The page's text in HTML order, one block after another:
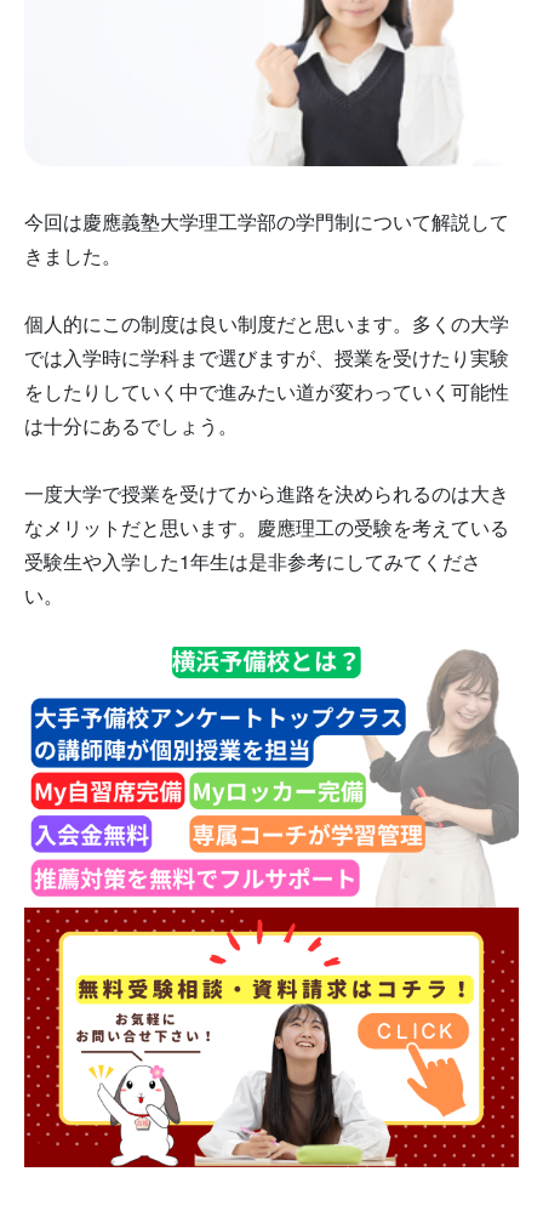
今回は慶應義塾大学理工学部の学門制について解説して
きました。
個人的にこの制度は良い制度だと思います。多くの大学
では入学時に学科まで選びますが、授業を受けたり実験
をしたりしていく中で進みたい道が変わっていく可能性
は十分にあるでしょう。
一度大学で授業を受けてから進路を決められるのは大き
なメリットだと思います。慶應理工の受験を考えている
受験生や入学した1年生は是非参考にしてみてくださ
い。